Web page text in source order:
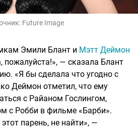
Future Image
Эмили Блант и Мэтт Деймон
пожалуйста!», — сказала Блант
«Я бы сделала что угодно с
Деймон отметил, что ему
с Райаном Гослингом,
с Робби в фильме «Барби».
парень, не найти», —